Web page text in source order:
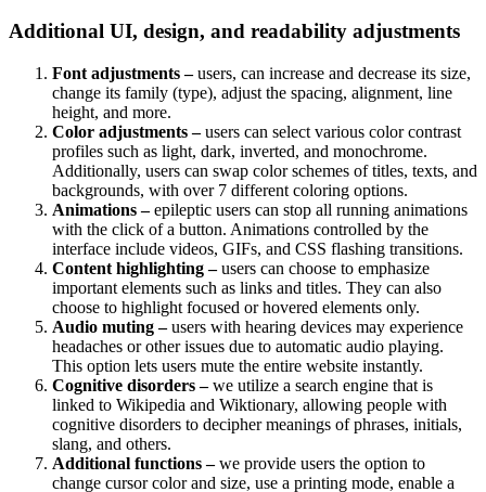
Additional UI, design, and readability adjustments
Font adjustments –users, can increase and decrease its size,
change its family (type), adjust the spacing, alignment, line
height, and more.
Color adjustments –users can select various color contrast
profiles such as light, dark, inverted, and monochrome.
Additionally, users can swap color schemes of titles, texts, and
backgrounds, with over 7 different coloring options.
Animations –epileptic users can stop all running animations
with the click of a button. Animations controlled by the
interface include videos, GIFs, and CSS flashing transitions.
Content highlighting –users can choose to emphasize
important elements such as links and titles. They can also
choose to highlight focused or hovered elements only.
Audio muting –users with hearing devices may experience
headaches or other issues due to automatic audio playing.
This option lets users mute the entire website instantly.
Cognitive disorders –we utilize a search engine that is
linked to Wikipedia and Wiktionary, allowing people with
cognitive disorders to decipher meanings of phrases, initials,
slang, and others.
Additional functions –we provide users the option to
change cursor color and size, use a printing mode, enable a